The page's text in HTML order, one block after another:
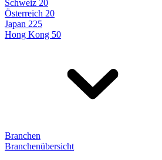
Schweiz 20
Österreich 20
Japan 225
Hong Kong 50
Branchen
Branchenübersicht